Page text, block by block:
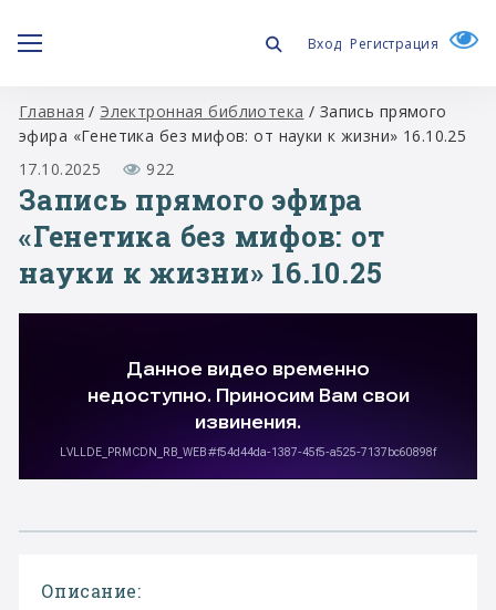
Вход Регистрация
Главная / Электронная библиотека / Запись прямого
эфира «Генетика без мифов: от науки к жизни» 16.10.25
17.10.2025
922
Запись прямого эфира
«Генетика без мифов: от
науки к жизни» 16.10.25
Описание: